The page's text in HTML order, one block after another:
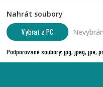
Nahrát soubory
File InputVybrat z PC
Podporované soubory: jpg, jpeg, jpe,